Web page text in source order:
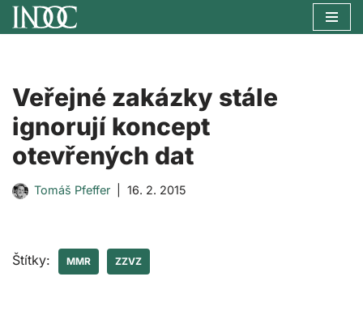
obsah
Veřejné zakázky stále
ignorují koncept
otevřených dat
Tomáš Pfeffer 16. 2. 2015
Štítky: MMR ZZVZ